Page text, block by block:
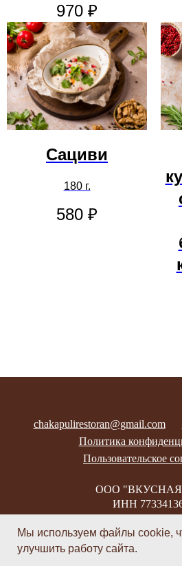
970 ₽
Сациви
180 г.
580 ₽
chakapulirestoran@gmail.com
Политика
Пользовательское
ООО
ИНН
Наверх
Мы используем файлы cookie,
улучшить работу сайта.